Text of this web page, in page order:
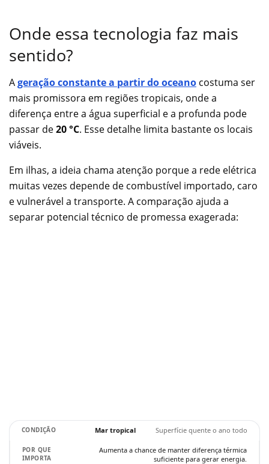
Onde essa tecnologia faz mais
sentido?
Ageração constante a partir do oceano costuma ser
mais promissora em regiões tropicais, onde a
diferença entre a água superficial e a profunda pode
passar de20 °C. Esse detalhe limita bastante os locais
viáveis.
Em ilhas, a ideia chama atenção porque a rede elétrica
muitas vezes depende de combustível importado, caro
e vulnerável a transporte. A comparação ajuda a
separar potencial técnico de promessa exagerada:
Mar tropical Superfície quente o ano todo
Aumenta a chance de manter diferença térmica
suficiente para gerar energia.